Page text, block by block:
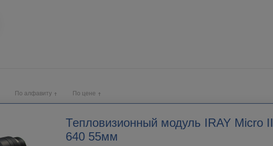
По алфавиту По цене
Тепловизионный модуль IRAY Micro II
640 55мм